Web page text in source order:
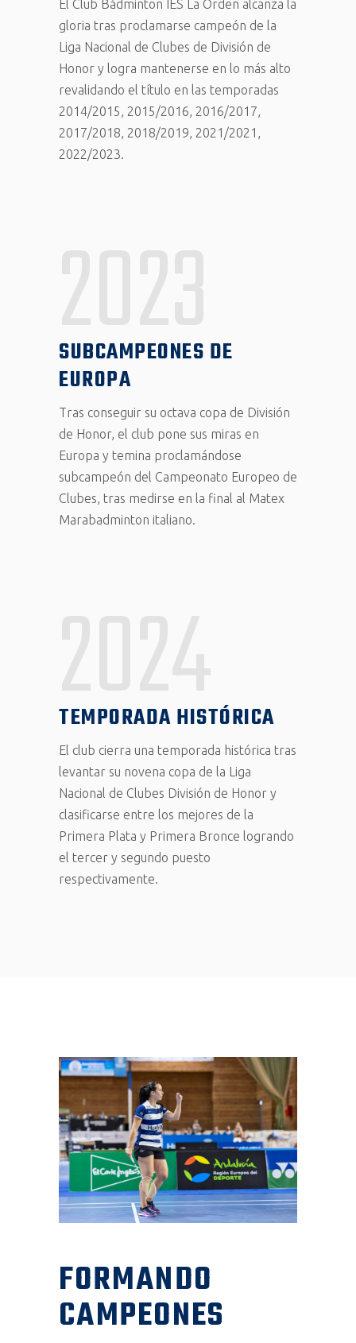
El Club Bádminton IES La Orden alcanza la
gloria tras proclamarse campeón de la
Liga Nacional de Clubes de División de
Honor y logra mantenerse en lo más alto
revalidando el título en las temporadas
2014/2015, 2015/2016, 2016/2017,
2017/2018, 2018/2019, 2021/2021,
2022/2023.
2023
SUBCAMPEONES DE
EUROPA
Tras conseguir su octava copa de División
de Honor, el club pone sus miras en
Europa y temina proclamándose
subcampeón del Campeonato Europeo de
Clubes, tras medirse en la final al Matex
Marabadminton italiano.
2024
TEMPORADA HISTÓRICA
El club cierra una temporada histórica tras
levantar su novena copa de la Liga
Nacional de Clubes División de Honor y
clasificarse entre los mejores de la
Primera Plata y Primera Bronce logrando
el tercer y segundo puesto
respectivamente.
FORMANDO
CAMPEONES